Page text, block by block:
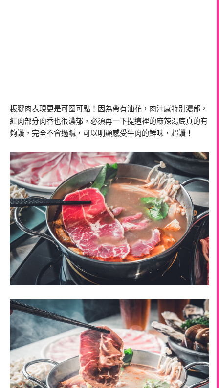
板腱肉表現更是可圈可點！因為帶有油花，肉汁感特別濃郁，
紅肉部分肉香也很濃郁，必須再一下提這裡的麻辣湯底真的有
夠讚，完全不會過鹹，可以明顯感受牛肉的鮮味，超讚！